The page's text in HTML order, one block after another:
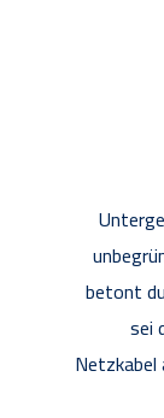
betont
sei